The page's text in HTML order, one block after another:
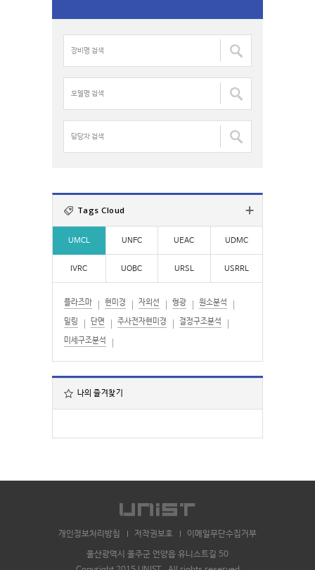
명
색
:
델
명
:자
:
Tags Cloud
UMCL UNFC UEAC UDMC
IVRC UOBC URSL USRRL
플라즈마 현미경 자외선 형광 원소분석
밀링 단면 주사전자현미경 결정구조분석
미세구조분석
나의 즐겨찾기
개인정보처리방침 저작권보호 이메일무단수집거부
울산광역시 울주군 언양읍 유니스트길 50